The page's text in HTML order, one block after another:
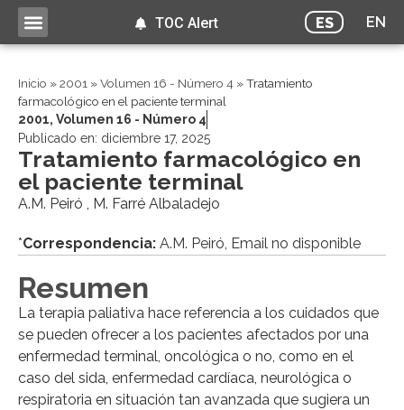
ES EN
TOC Alert
Inicio »2001 »Volumen 16 - Número 4 »Tratamiento
farmacológico en el paciente terminal
2001, Volumen 16 - Número 4
Publicado en: diciembre 17, 2025
Tratamiento farmacológico en
el paciente terminal
A.M. Peiró , M. Farré Albaladejo
*Correspondencia: A.M. Peiró, Email no disponible
Resumen
La terapia paliativa hace referencia a los cuidados que
se pueden ofrecer a los pacientes afectados por una
enfermedad terminal, oncológica o no, como en el
caso del sida, enfermedad cardíaca, neurológica o
respiratoria en situación tan avanzada que sugiera un